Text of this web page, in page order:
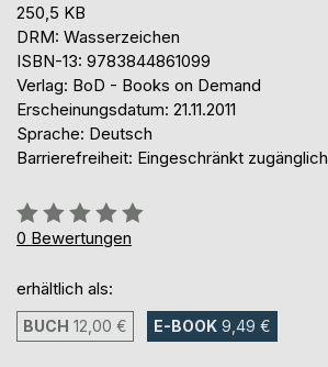
250,5 KB
DRM: Wasserzeichen
ISBN-13: 9783844861099
Verlag: BoD - Books on Demand
Erscheinungsdatum: 21.11.2011
Sprache: Deutsch
Barrierefreiheit: Eingeschränkt zugänglich
Bewertung::
0%
0 Bewertungen
erhältlich als:
BUCH 12,00 € E-BOOK 9,49 €